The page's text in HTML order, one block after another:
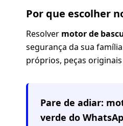
Por que escolher
Resolver motor de
segurança da sua
próprios, peças
Pare de adiar:
verde do